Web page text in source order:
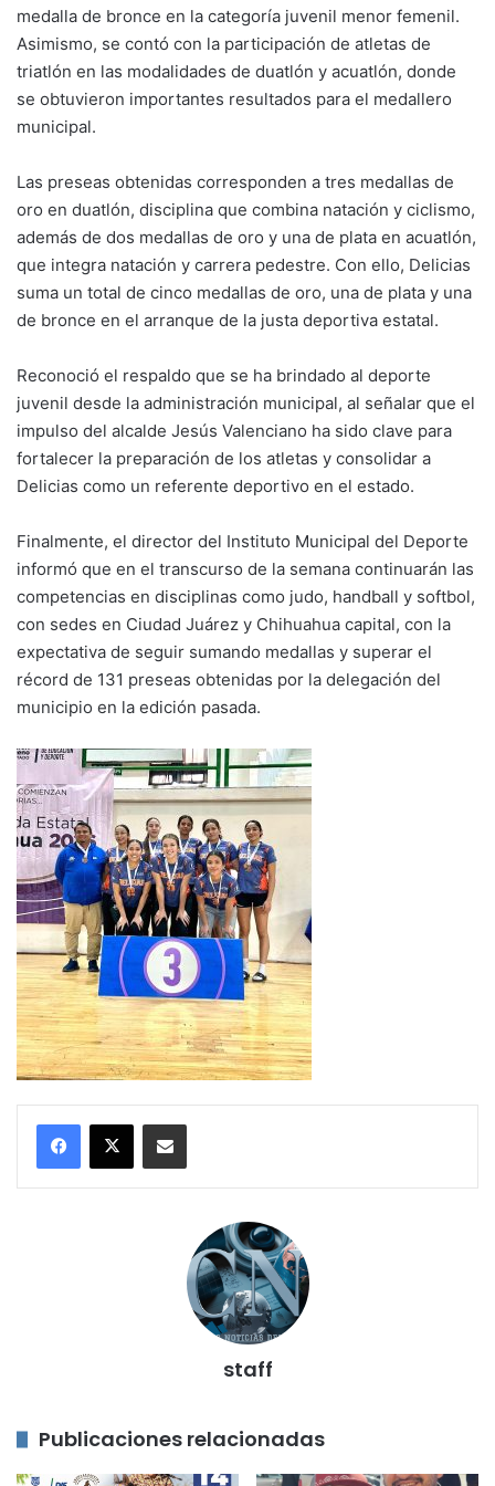
medalla de bronce en la categoría juvenil menor femenil.
Asimismo, se contó con la participación de atletas de
triatlón en las modalidades de duatlón y acuatlón, donde
se obtuvieron importantes resultados para el medallero
municipal.
Las preseas obtenidas corresponden a tres medallas de
oro en duatlón, disciplina que combina natación y ciclismo,
además de dos medallas de oro y una de plata en acuatlón,
que integra natación y carrera pedestre. Con ello, Delicias
suma un total de cinco medallas de oro, una de plata y una
de bronce en el arranque de la justa deportiva estatal.
Reconoció el respaldo que se ha brindado al deporte
juvenil desde la administración municipal, al señalar que el
impulso del alcalde Jesús Valenciano ha sido clave para
fortalecer la preparación de los atletas y consolidar a
Delicias como un referente deportivo en el estado.
Finalmente, el director del Instituto Municipal del Deporte
informó que en el transcurso de la semana continuarán las
competencias en disciplinas como judo, handball y softbol,
con sedes en Ciudad Juárez y Chihuahua capital, con la
expectativa de seguir sumando medallas y superar el
récord de 131 preseas obtenidas por la delegación del
municipio en la edición pasada.
Compartir por correo electrónico
staff
Publicaciones relacionadas